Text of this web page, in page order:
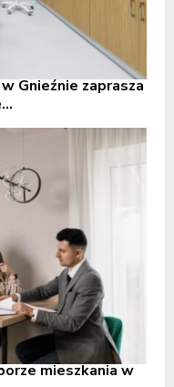
Gnieźnie zaprasza
mieszkania w